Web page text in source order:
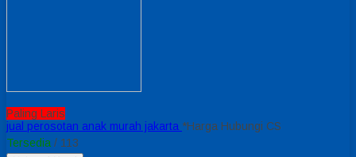
Paling Laris
jual perosotan anak murah jakarta *Harga Hubungi CS
Tersedia / 113